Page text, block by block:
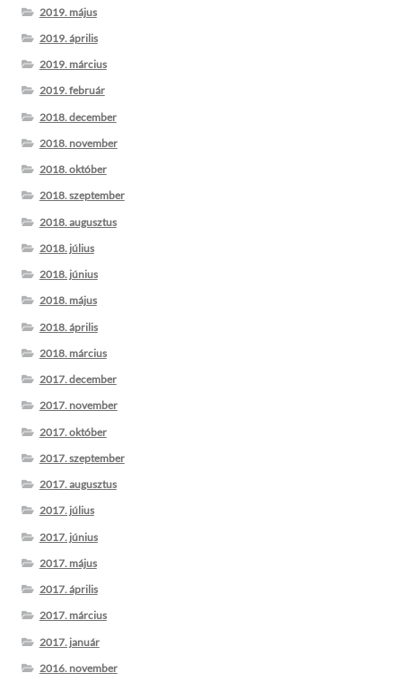
2019. május
2019. április
2019. március
2019. február
2018. december
2018. november
2018. október
2018. szeptember
2018. augusztus
2018. július
2018. június
2018. május
2018. április
2018. március
2017. december
2017. november
2017. október
2017. szeptember
2017. augusztus
2017. július
2017. június
2017. május
2017. április
2017. március
2017. január
2016. november